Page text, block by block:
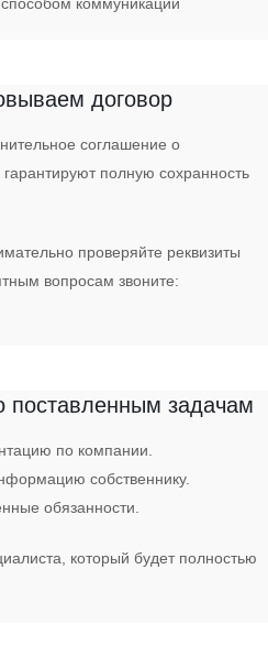
коммуникации
договор
соглашение о
полную сохранность
проверяйте реквизиты
вопросам звоните:
задачам
по компании.
собственнику.
обязанности.
который будет полностью